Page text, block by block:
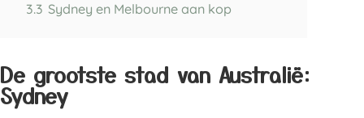
3.3 Sydney en Melbourne aan kop
De grootste stad van Australië:
Sydney